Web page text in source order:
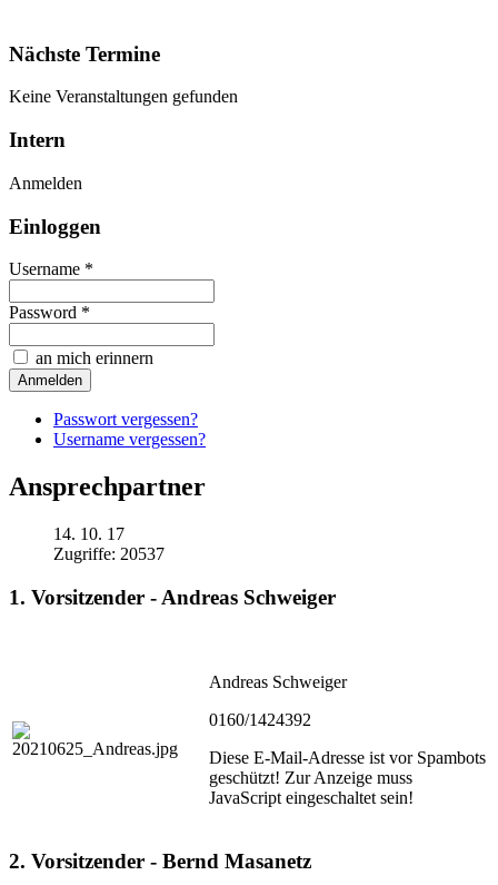
Nächste Termine
Keine Veranstaltungen gefunden
Intern
Anmelden
Einloggen
Username *
Password *
an mich erinnern
Passwort vergessen?
Username vergessen?
Ansprechpartner
14. 10. 17
Zugriffe: 20537
1. Vorsitzender - Andreas Schweiger
Andreas Schweiger
0160/1424392
Diese E-Mail-Adresse ist vor Spambots
geschützt! Zur Anzeige muss
JavaScript eingeschaltet sein!
2. Vorsitzender - Bernd Masanetz